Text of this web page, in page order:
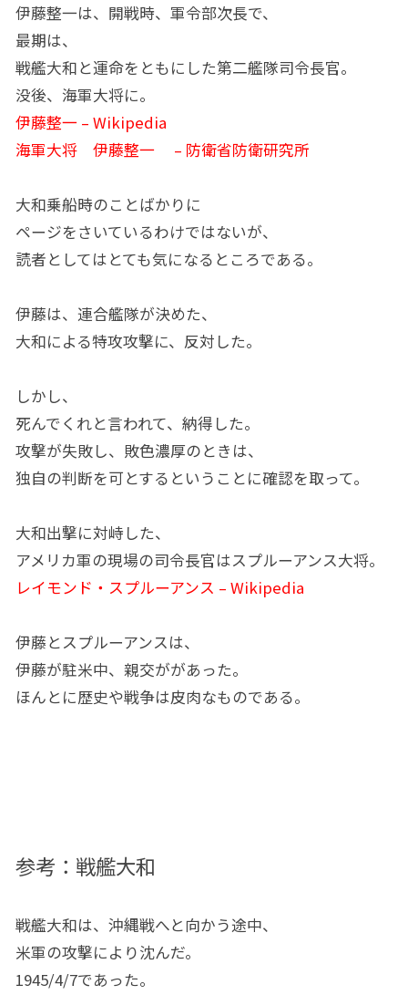
伊藤整一は、開戦時、軍令部次長で、
最期は、
戦艦大和と運命をともにした第二艦隊司令長官。
没後、海軍大将に。
伊藤整一 – Wikipedia
海軍大将 伊藤整一 – 防衛省防衛研究所
大和乗船時のことばかりに
ページをさいているわけではないが、
読者としてはとても気になるところである。
伊藤は、連合艦隊が決めた、
大和による特攻攻撃に、反対した。
しかし、
死んでくれと言われて、納得した。
攻撃が失敗し、敗色濃厚のときは、
独自の判断を可とするということに確認を取って。
大和出撃に対峙した、
アメリカ軍の現場の司令長官はスプルーアンス大将。
レイモンド・スプルーアンス – Wikipedia
伊藤とスプルーアンスは、
伊藤が駐米中、親交ががあった。
ほんとに歴史や戦争は皮肉なものである。
参考：戦艦大和
戦艦大和は、沖縄戦へと向かう途中、
米軍の攻撃により沈んだ。
1945/4/7であった。